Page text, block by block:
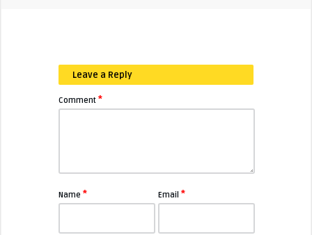
Leave a Reply
Comment *
Name * Email*